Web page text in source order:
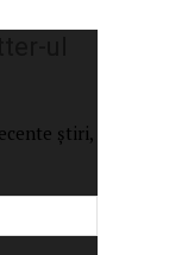
știri,